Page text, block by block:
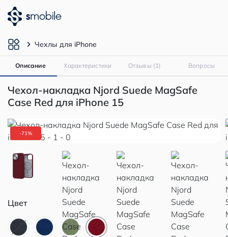
Чехлы для iPhone
Описание Характеристики Отзывы (1) Вопросы
Чехол-накладка Njord Suede MagSafe
Case Red для iPhone 15
-71%
Цвет